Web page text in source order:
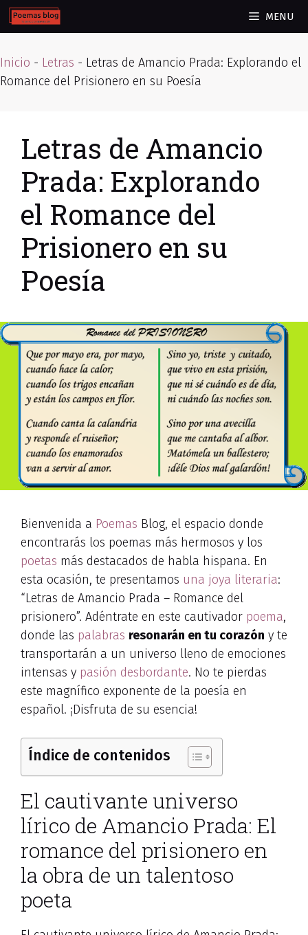
Skip
to
MENU
Inicio - Letras - Letras de Amancio Prada: Explorando el
Romance del Prisionero en su Poesía
Letras de Amancio
Prada: Explorando
el Romance del
Prisionero en su
Poesía
Bienvenida a Poemas Blog, el espacio donde
encontrarás los poemas más hermosos y los
poetas más destacados de habla hispana. En
esta ocasión, te presentamos una joya literaria:
“Letras de Amancio Prada – Romance del
prisionero”. Adéntrate en este cautivador poema,
donde las palabras resonarán en tu corazón y te
transportarán a un universo lleno de emociones
intensas y pasión desbordante. No te pierdas
este magnífico exponente de la poesía en
español. ¡Disfruta de su esencia!
Índice de contenidos
El cautivante universo
lírico de Amancio Prada: El
romance del prisionero en
la obra de un talentoso
poeta